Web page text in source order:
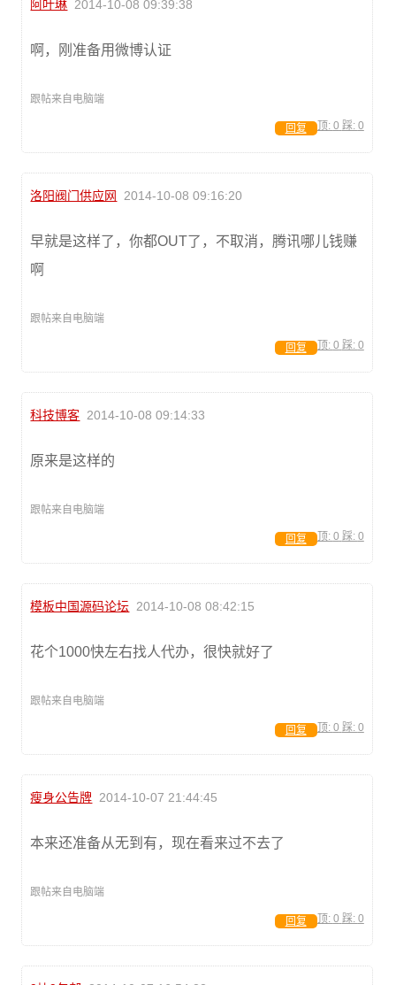
阿叶琳 2014-10-08 09:39:38
啊，刚准备用微博认证
跟帖来自电脑端
顶: 0 踩: 0
回复
洛阳阀门供应网 2014-10-08 09:16:20
早就是这样了，你都OUT了，不取消，腾讯哪儿钱赚
啊
跟帖来自电脑端
顶: 0 踩: 0
回复
科技博客 2014-10-08 09:14:33
原来是这样的
跟帖来自电脑端
顶: 0 踩: 0
回复
模板中国源码论坛 2014-10-08 08:42:15
花个1000快左右找人代办，很快就好了
跟帖来自电脑端
顶: 0 踩: 0
回复
瘦身公告牌 2014-10-07 21:44:45
本来还准备从无到有，现在看来过不去了
跟帖来自电脑端
顶: 0 踩: 0
回复